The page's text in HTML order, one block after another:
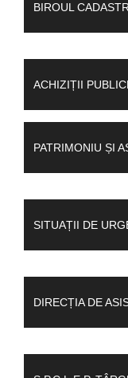
BIROUL
ACHIZIȚII
PATRIMONIU ȘI
SITUAȚII DE
DIRECȚIA DE